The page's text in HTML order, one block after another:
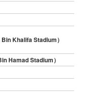
Khalifa Stadium）
Hamad Stadium）